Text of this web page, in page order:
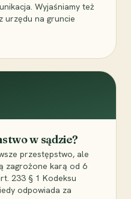
Wyjaśniamy też
urzędu na gruncie
w sądzie?
przestępstwo, ale
zagrożone karą od 6
233 § 1 Kodeksu
odpowiada za